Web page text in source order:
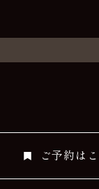
ご予約は